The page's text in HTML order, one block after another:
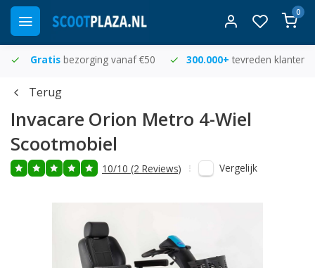
0
Gratis bezorging vanaf €50 300.000+ tevreden klanten
Terug
Invacare Orion Metro 4-Wiel
Scootmobiel
10/10 (2 Reviews) Vergelijk